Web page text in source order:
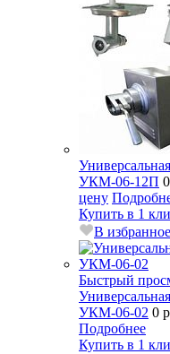
УКМ-06-12П
цену
Купить в 1
В избранное
Быстрый
УКМ-06-02 0
Подробнее
Купить в 1